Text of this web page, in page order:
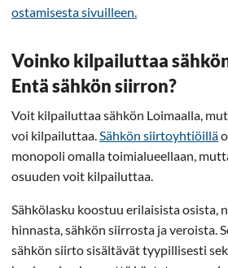
ostamisesta sivuilleen.
Voinko kilpailuttaa
Entä sähkön siirron?
Voit kilpailuttaa sähkön Loimaalla,
voi kilpailuttaa.Sähkön siirtoyhtiöillä
monopoli omalla toimialueellaan,
osuuden voit kilpailuttaa.
Sähkölasku koostuu erilaisista osista,
hinnasta, sähkön siirrosta ja veroista.
sähkön siirto sisältävät tyypillisesti